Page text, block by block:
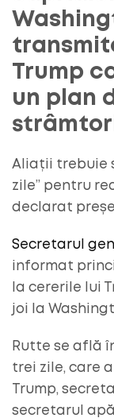
Trump
un plan
Aliații trebuie
zile” pentru
declarat
Secretarul
informat
la cererile lui
joi la
Rutte se află
trei zile, care
Trump,
secretarul